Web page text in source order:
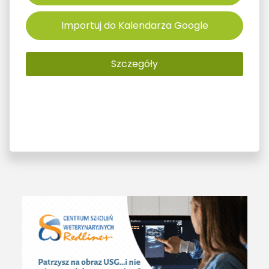
Importuj do Kalendarza Google
Szczegóły